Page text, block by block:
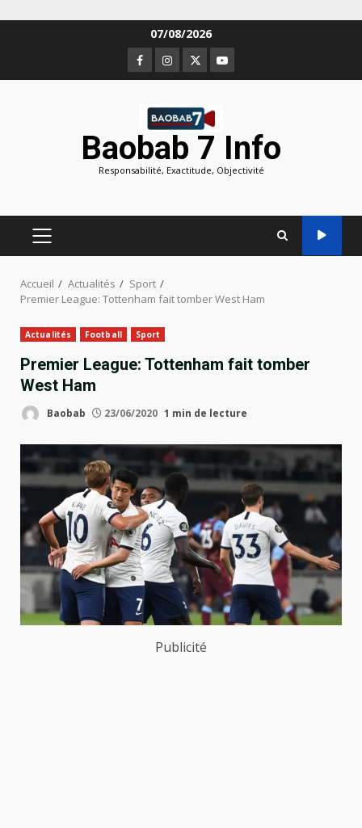
07/08/2026
Facebook
Instagram
TwitterYoutube
Baobab 7 Info
Responsabilité, Exactitude, Objectivité
MENU
PRINCIPAL
Accueil Actualités
Sport
Premier League: Tottenham fait tomber West Ham
Actualités Football Sport
Premier League: Tottenham fait tomber
West Ham
Baobab 23/06/2020 1 min de lecture
Publicité